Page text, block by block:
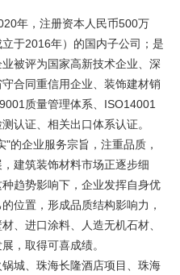
年，注册资本人民币500万
于2016年）的国内子公司；是
被评为国家高新技术企业、深
合同重信用企业、装饰建材销
质量管理体系、ISO14001
认证、相关出口体系认证。
的企业服务宗旨，注重品质，
建筑装饰材料市场正逐步细
趋势影响下，企业发挥自身优
位置，形成品质结构影响力，
、进口涂料、人造无机石材、
，取得可喜成绩。
城、珠海长隆酒店项目、珠海